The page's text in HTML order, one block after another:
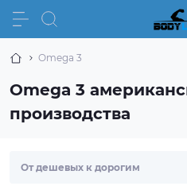
Omega 3
Omega 3
производства